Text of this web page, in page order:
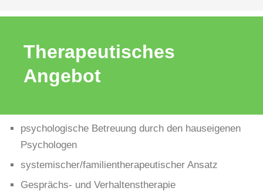
Therapeutisches
Angebot
psychologische Betreuung durch den hauseigenen
Psychologen
systemischer/familientherapeutischer Ansatz
Gesprächs- und Verhaltenstherapie